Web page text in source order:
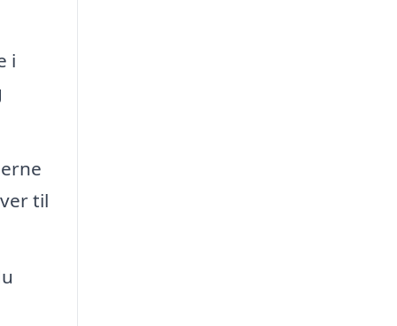
i
til